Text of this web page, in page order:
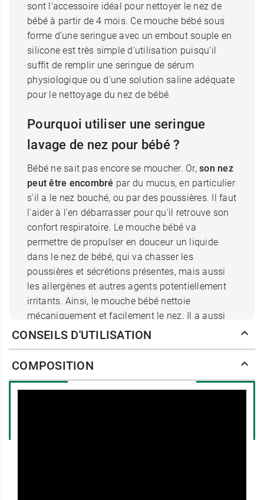
sont l'accessoire idéal pour nettoyer le nez de
bébé à partir de 4 mois. Ce mouche bébé sous
forme d'une seringue avec un embout souple en
silicone est très simple d'utilisation puisqu'il
suffit de remplir une seringue de sérum
physiologique ou d'une solution saline adéquate
pour le nettoyage du nez de bébé.
Pourquoi utiliser une seringue
lavage de nez pour bébé ?
Bébé ne sait pas encore se moucher. Or, son nez
peut être encombré par du mucus, en particulier
s'il a le nez bouché, ou par des poussières. Il faut
l'aider à l'en débarrasser pour qu'il retrouve son
confort respiratoire. Le mouche bébé va
permettre de propulser en douceur un liquide
dans le nez de bébé, qui va chasser les
poussières et sécrétions présentes, mais aussi
les allergènes et autres agents potentiellement
irritants. Ainsi, le mouche bébé nettoie
mécaniquement et facilement le nez. Il a aussi
un autre avantage : il humidifie la muqueuse
Des seringues d'irrigation nasale
CONSEILS D'UTILISATION
COMPOSITION